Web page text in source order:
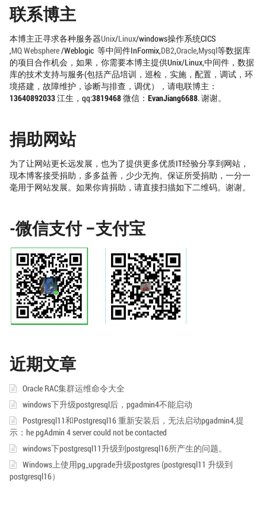
联系博主
本博主正寻求各种服务器Unix/Linux/windows操作系统CICS
,MQWebsphere/Weblogic 等中间件InFormix,DB2,Oracle,Mysql等数据库
的项目合作机会，如果，你需要本博主提供Unix/Linux,中间件，数据
库的技术支持与服务(包括产品培训，巡检，实施，配置，调试，环
境搭建，故障维护，诊断与排查，调优），请电联博主：
13640892033江生，qq:3819468微信： EvanJiang6688. 谢谢。
捐助网站
为了让网站更长远发展，也为了提供更多优质IT经验分享到网站，
现本博客接受捐助，多多益善，少少无拘。保证所受捐助，一分一
毫用于网站发展。如果你肯捐助，请直接扫描如下二维码。谢谢。
-微信支付 –支付宝
近期文章
Oracle RAC集群运维命令大全
windows下升级postgresql后，pgadmin4不能启动
Postgresql11和Postgresql16 重新安装后，无法启动pgadmin4,提
示：he pgAdmin 4 server could not be contacted
windows下postgresql11升级到postgresql16所产生的问题。
Windows上使用pg_upgrade升级postgres (postgresql11 升级到
postgresql16）